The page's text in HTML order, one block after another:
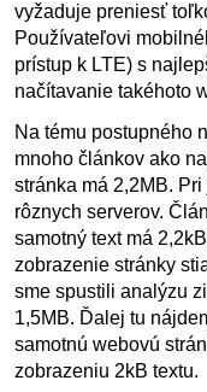
vyžaduje preniesť
Používateľovi
prístup k LTE) s
načítavanie takéhoto
Na tému postupného
mnoho článkov ako
stránka má 2,2MB.
rôznych serverov.
samotný text má
zobrazenie stránky
sme spustili analýzu
1,5MB. Ďalej tu
samotnú webovú
zobrazeniu 2kB textu.